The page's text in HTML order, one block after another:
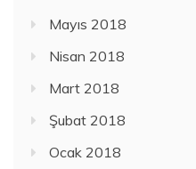
Mayıs 2018
Nisan 2018
Mart 2018
Şubat 2018
Ocak 2018